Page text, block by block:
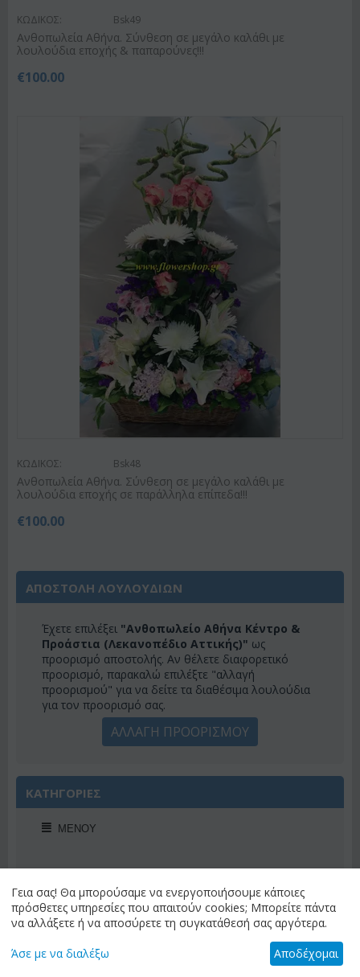
ΚΩΔΙΚΟΣ: Bsk49
Ανθοπωλεία Αθήνα. Σύνθεση σε μεγάλο καλάθι με
λουλούδια εποχής & παπαρούνες!!!
€100.00
ΚΩΔΙΚΟΣ: Bsk48
Ανθοπωλεία Αθήνα. Σύνθεση σε μεγάλο καλάθι με
λουλούδια εποχής σε παράλληλα επίπεδα!!!
€100.00
ΑΠΟΣΤΟΛΗ ΛΟΥΛΟΥΔΙΩΝ
Έχετε επιλέξει "Ανθοπωλείο Αθήνα Κέντρο &
Προάστια (Λεκανοπέδιο Αττικής)" ως
προορισμό αποστολής. Αν θέλετε διαφορετικό
προορισμό, παρακαλώ επιλέξτε "αλλαγή
προορισμού" για να δείτε τα διαθέσιμα λουλούδια
για τον προορισμό σας.
ΑΛΛΑΓΗ ΠΡΟΟΡΙΣΜΟΥ
ΚΑΤΗΓΟΡΙΕΣ
ΜΕΝΟΎ
ΠΡΟΣΦΟΡΕΣ ΕΒΔΟΜΑΔΟΣ
Γεια σας! Θα μπορούσαμε να ενεργοποιήσουμε κάποιες
πρόσθετες υπηρεσίες που απαιτούν cookies; Μπορείτε πάντα
να αλλάξετε ή να αποσύρετε τη συγκατάθεσή σας αργότερα.
Άσε με να διαλέξω Αποδέχομαι